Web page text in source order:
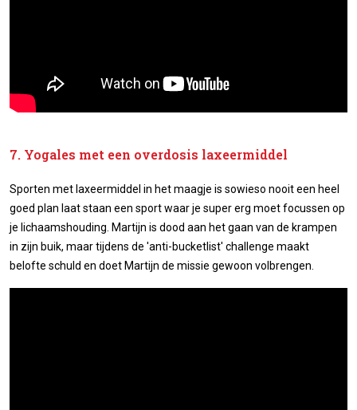
7. Yogales met een overdosis laxeermiddel
Sporten met laxeermiddel in het maagje is sowieso nooit een heel
goed plan laat staan een sport waar je super erg moet focussen op
je lichaamshouding. Martijn is dood aan het gaan van de krampen
in zijn buik, maar tijdens de 'anti-bucketlist' challenge maakt
belofte schuld en doet Martijn de missie gewoon volbrengen.